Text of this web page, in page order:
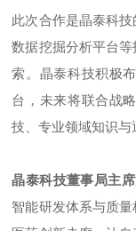
此次合作是晶泰科
数据挖掘分析平台
索。晶泰科技积极
台，未来将联合战
技、专业领域知识与
晶泰科技董事局主席
智能研发体系与质